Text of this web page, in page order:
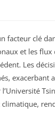
facteur clé
et les
Les
exacerbant